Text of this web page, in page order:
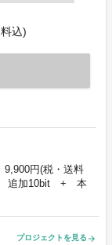
込)
円(税・送料
追加10bit + 本
プロジェクトを見る arrow_forward